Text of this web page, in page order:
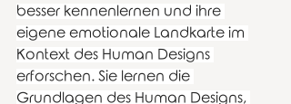
besser kennenlernen und ihre
eigene emotionale Landkarte im
Kontext des Human Designs
erforschen. Sie lernen die
Grundlagen des Human Designs,